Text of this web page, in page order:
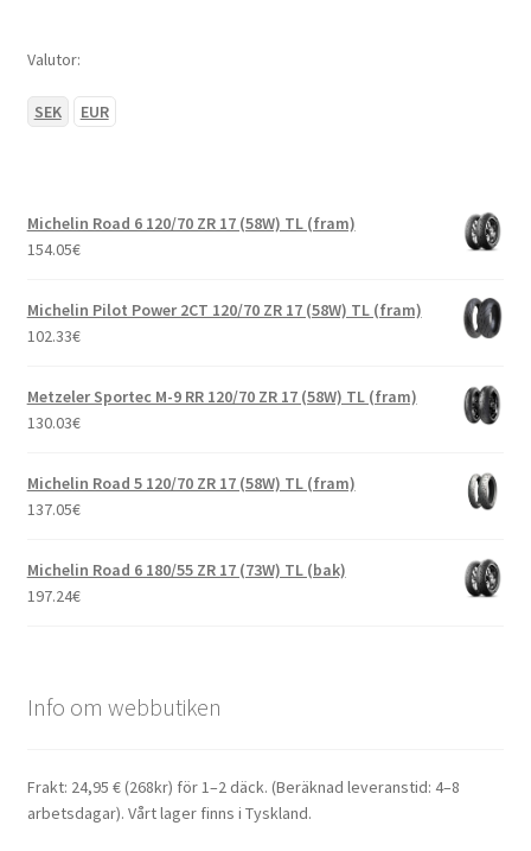
Valutor:
SEK EUR
Michelin Road 6 120/70 ZR 17 (58W) TL (fram)
154.05€
Michelin Pilot Power 2CT 120/70 ZR 17 (58W) TL (fram)
102.33€
Metzeler Sportec M-9 RR 120/70 ZR 17 (58W) TL (fram)
130.03€
Michelin Road 5 120/70 ZR 17 (58W) TL (fram)
137.05€
Michelin Road 6 180/55 ZR 17 (73W) TL (bak)
197.24€
Info om webbutiken
Frakt: 24,95 € (268kr) för 1–2 däck. (Beräknad leveranstid: 4–8
arbetsdagar). Vårt lager finns i Tyskland.